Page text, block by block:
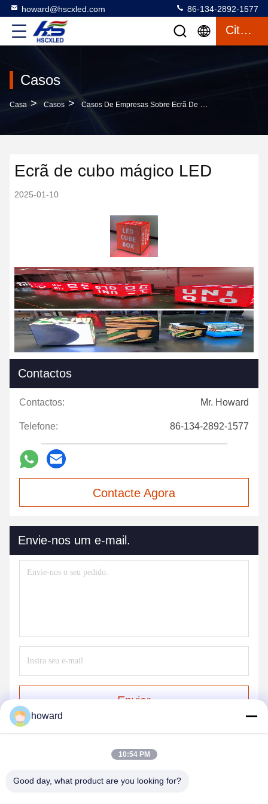
howard@hscxled.com 86-134-2892-1577
Citações
Casos
Casa > Casos > Casos De Empresas Sobre Ecrã De Cubo Mágico LED
Ecrã de cubo mágico LED
2025-01-10
Contactos
Contactos: Mr. Howard
Telefone: 86-134-2892-1577
Contacte Agora
Envie-nos um e-mail.
Enviar
howard
10:54 PM
Good day, what product are you looking for?